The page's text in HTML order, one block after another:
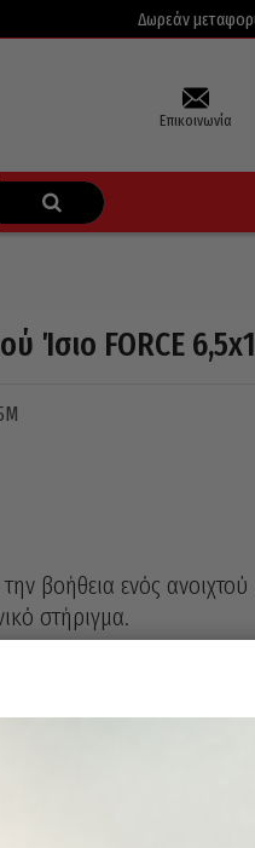
Δωρεάν
Επικοινωνία
Ίσιο FORCE
βοήθεια ενός
στήριγμα.
Προσθήκη